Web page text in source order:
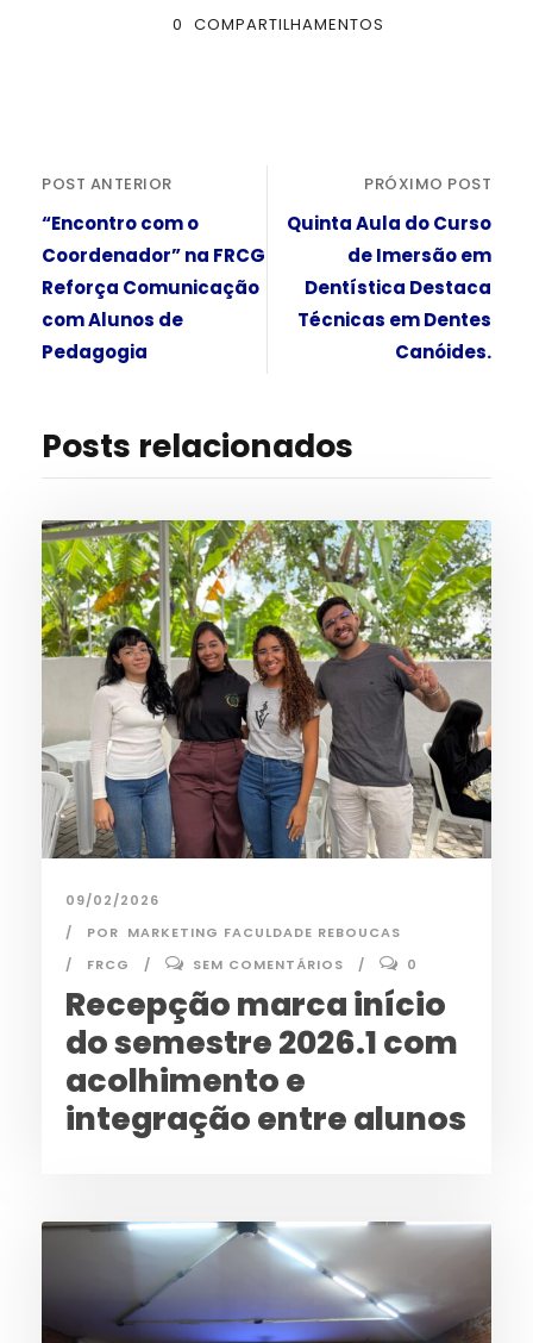
0 COMPARTILHAMENTOS
POST ANTERIOR
“Encontro com o
Coordenador” na FRCG
Reforça Comunicação
com Alunos de
Pedagogia
PRÓXIMO POST
Quinta Aula do Curso
de Imersão em
Dentística Destaca
Técnicas em Dentes
Canóides.
Posts relacionados
09/02/2026
POR MARKETING FACULDADE REBOUCAS
FRCG
SEM COMENTÁRIOS 0
Recepção marca início
do semestre 2026.1 com
acolhimento e
integração entre alunos